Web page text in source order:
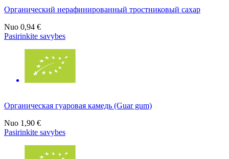
Органический нерафинированный тростниковый сахар
Nuo 0,94 €
Pasirinkite savybes
Органическая гуаровая камедь (Guar gum)
Nuo 1,90 €
Pasirinkite savybes